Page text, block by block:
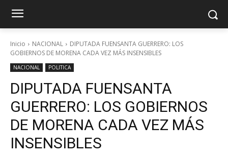
Inicio NACIONAL
DIPUTADA FUENSANTA GUERRERO: LOS
GOBIERNOS DE MORENA CADA VEZ MÁS INSENSIBLES
NACIONAL POLITICA
DIPUTADA FUENSANTA
GUERRERO: LOS GOBIERNOS
DE MORENA CADA VEZ MÁS
INSENSIBLES